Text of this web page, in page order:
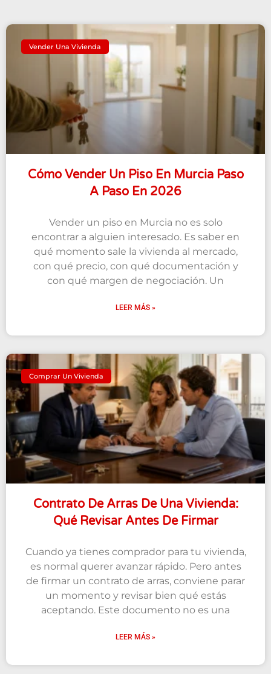
Vender Una Vivienda
Cómo Vender Un Piso En Murcia Paso
A Paso En 2026
Vender un piso en Murcia no es solo
encontrar a alguien interesado. Es saber en
qué momento sale la vivienda al mercado,
con qué precio, con qué documentación y
con qué margen de negociación. Un
LEER MÁS »
Comprar Un Vivienda
Contrato De Arras De Una Vivienda:
Qué Revisar Antes De Firmar
Cuando ya tienes comprador para tu vivienda,
es normal querer avanzar rápido. Pero antes
de firmar un contrato de arras, conviene parar
un momento y revisar bien qué estás
aceptando. Este documento no es una
LEER MÁS »